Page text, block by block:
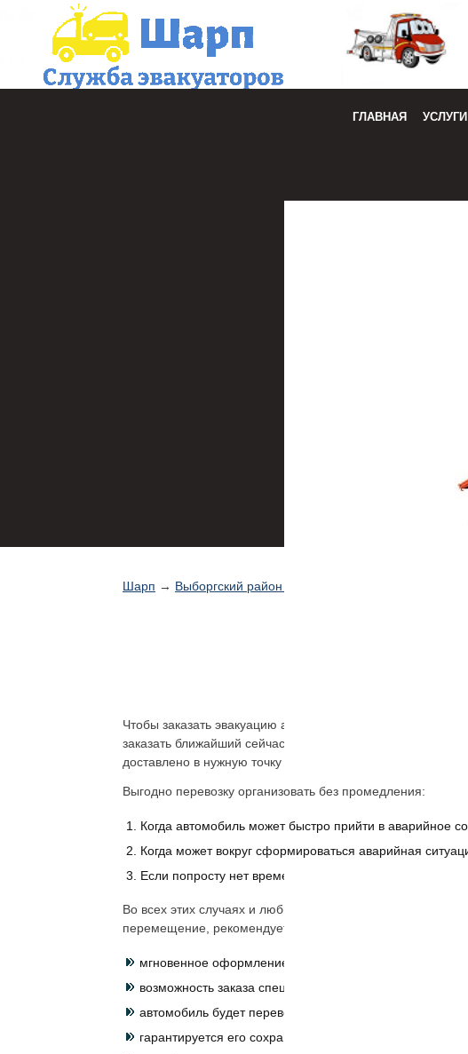
ГЛАВНАЯ УСЛУГИ
Шарп → Выборгский район эвакуатор
Чтобы заказать эвакуацию автомобиля в Санкт-
заказать ближайший сейчас к месту нахождения
доставлено в нужную точку района, города, и даже в
Выгодно перевозку организовать без промедления:
Когда автомобиль может быстро прийти в аварийное
Когда может вокруг сформироваться аварийная
Если попросту нет времени в распоряжении на
Во всех этих случаях и любых других, когда машина
перемещение, рекомендуется вызывать
мгновенное оформление заявки и оперативное
возможность заказа спецтехники на конкретное время,
автомобиль будет перевозиться с соблюдением
гарантируется его сохранность во время выполнения